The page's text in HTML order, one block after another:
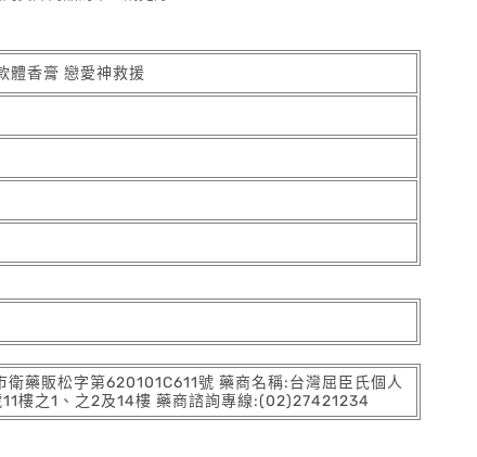
體香膏 戀愛神救援
藥販松字第620101C611號 藥商名稱:台灣屈臣氏個人
樓之1、之2及14樓 藥商諮詢專線:(02)27421234